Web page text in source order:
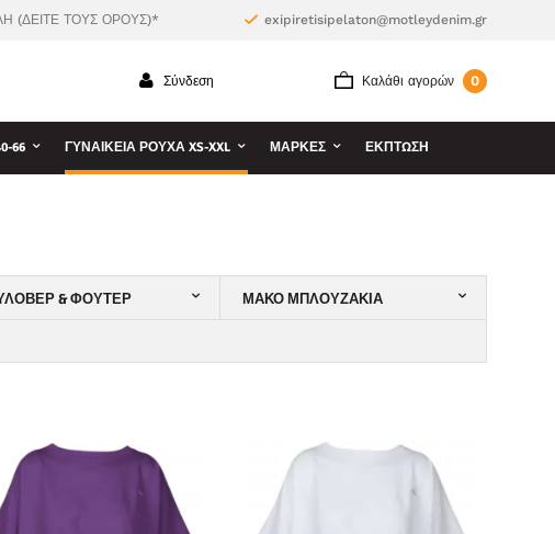
(ΔΕΙΤΕ ΤΟΥΣ ΟΡΟΥΣ)* exipiretisipelaton@motleydenim.gr
Καλάθι αγορών 0
Σύνδεση
66 ΓΥΝΑΙΚΕΊΑ ΡΟΎΧΑ XS-XXL ΜΆΡΚΕΣ ΕΚΠΤΩΣΗ
& ΦΟΎΤΕΡ ΜΑΚΌ ΜΠΛΟΥΖΆΚΙΑ